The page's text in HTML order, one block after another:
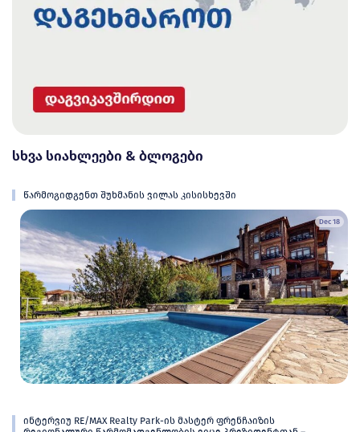
სხვა სიახლეები & ბლოგები
წარმოგიდგენთ შუხმანის ვილას კისისხევში
Dec 18
ინტერვიუ RE/MAX Realty Park-ის მასტერ ფრენჩაიზის